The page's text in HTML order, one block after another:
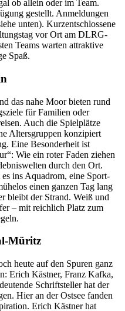
ob allein oder im Team.
gestellt. Anmeldungen
unten). Kurzentschlossene
vor Ort am DLRG-
Teams warten attraktive
Spaß.
das nahe Moor bieten rund
für Familien oder
Auch die Spielplätze
Altersgruppen konzipiert
Eine Besonderheit ist
Wie ein roter Faden ziehen
durch den Ort.
ins Aquadrom, eine Sport-
einen ganzen Tag lang
bleibt der Strand. Weiß und
– mit reichlich Platz zum
Müritz
heute auf den Spuren ganz
Erich Kästner, Franz Kafka,
Schriftsteller hat der
Hier an der Ostsee fanden
Erich Kästner hat